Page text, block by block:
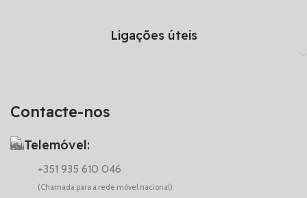
Contacte-nos
Telemóvel:
+351 935 610 046
(Chamada para a rede móvel nacional)
Ligações úteis